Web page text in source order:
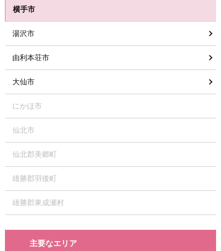
横手市
湯沢市
由利本荘市
大仙市
にかほ市
仙北市
仙北郡美郷町
雄勝郡羽後町
雄勝郡東成瀬村
主要なエリア